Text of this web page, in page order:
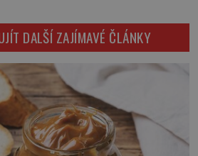
přichází gesto, které
posílá rovnou do
(1901–1947), Josef Mengele
(1911–1979) či Heinrich Himmler
zná každý, o koho se
jen otřela. Jenže […]
DALŠÍ ZAJÍMAVÉ ČLÁNKY